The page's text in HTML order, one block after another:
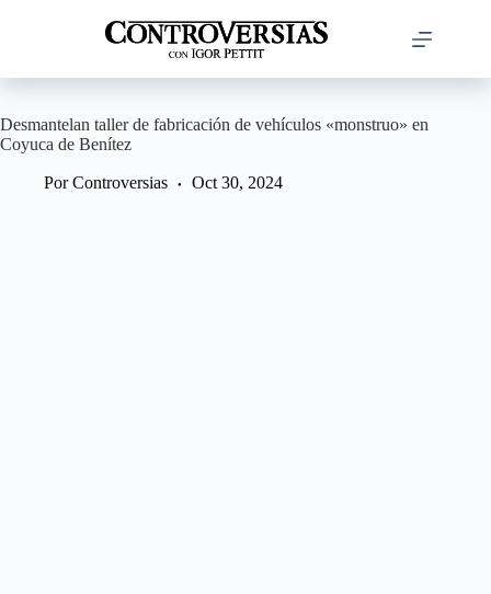
Desmantelan taller de fabricación de vehículos «monstruo» en
Coyuca de Benítez
Por Controversias Oct 30, 2024